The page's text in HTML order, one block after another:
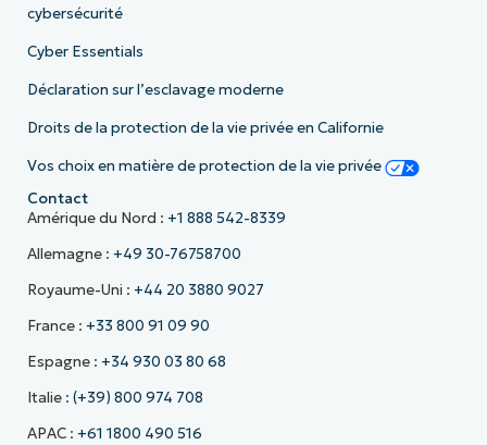
cybersécurité
Cyber Essentials
Déclaration sur l’esclavage moderne
Droits de la protection de la vie privée en Californie
Vos choix en matière de protection de la vie privée
Contact
Amérique du Nord : +1 888 542-8339
Allemagne : +49 30-76758700
Royaume-Uni : +44 20 3880 9027
France : +33 800 91 09 90
Espagne : +34 930 03 80 68
Italie : (+39) 800 974 708
APAC : +61 1800 490 516